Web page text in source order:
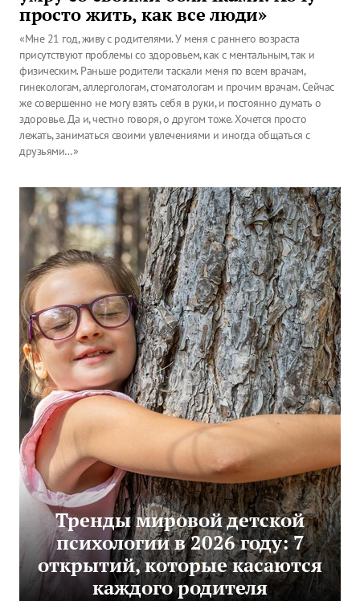
просто жить, как все люди»
«Мне 21 год, живу с родителями. У меня с раннего возраста
присутствуют проблемы со здоровьем, как с ментальным, так и
физическим. Раньше родители таскали меня по всем врачам,
гинекологам, аллергологам, стоматологам и прочим врачам. Сейчас
же совершенно не могу взять себя в руки, и постоянно думать о
здоровье. Да и, честно говоря, о другом тоже. Хочется просто
лежать, заниматься своими увлечениями и иногда общаться с
друзьями…»
Тренды мировой детской
психологии в 2026 году: 7
открытий, которые касаются
каждого родителя